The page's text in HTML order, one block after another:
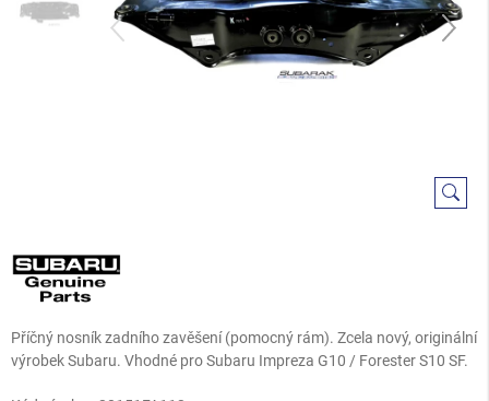
Příčný nosník zadního zavěšení (pomocný rám). Zcela nový, originální
výrobek Subaru. Vhodné pro Subaru Impreza G10 / Forester S10 SF.